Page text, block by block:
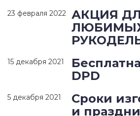
23 февраля 2022
АКЦИЯ
15 декабря 2021
DPD
5 декабря 2021
Сроки
и